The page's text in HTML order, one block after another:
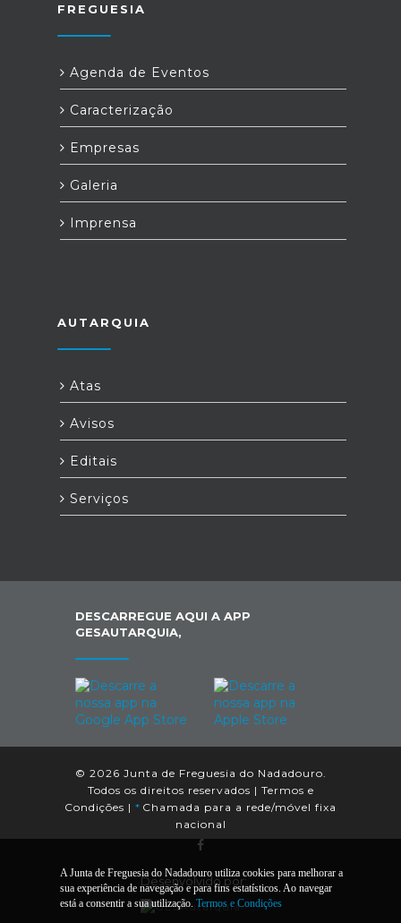
FREGUESIA
Agenda de Eventos
Caracterização
Empresas
Galeria
Imprensa
AUTARQUIA
Atas
Avisos
Editais
Serviços
DESCARREGUE AQUI A APP
GESAUTARQUIA,
© 2026 Junta de Freguesia do Nadadouro.
Todos os direitos reservados | Termos e
Condições | * Chamada para a rede/móvel fixa
nacional
Desenvolvido por:
A Junta de Freguesia do Nadadouro utiliza cookies para melhorar a
sua experiência de navegação e para fins estatísticos. Ao navegar
está a consentir a sua utilização. Termos e Condições